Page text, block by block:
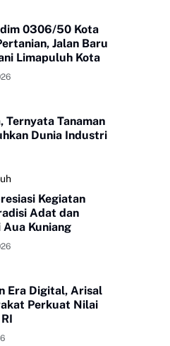
0306/50 Kota
Jalan Baru
Limapuluh Kota
Ternyata Tanaman
Dunia Industri
Kegiatan
Adat dan
Kuniang
Era Digital, Arisal
Perkuat Nilai